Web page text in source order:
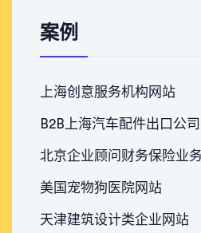
案例
上海创意服务机构网站
B2B上海汽车配件出口公
北京企业顾问财务保险业
美国宠物狗医院网站
天津建筑设计类企业网站